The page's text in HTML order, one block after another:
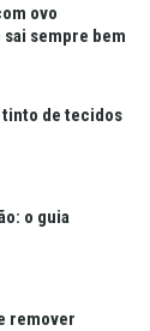
ovo
sempre bem
tinto de tecidos
o guia
remover